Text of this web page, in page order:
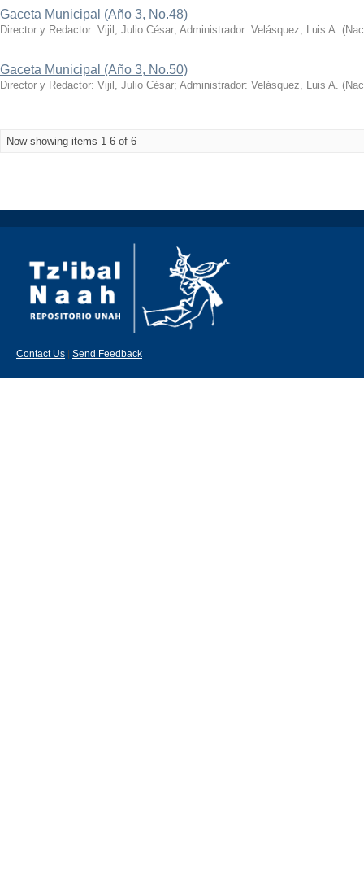
Gaceta Municipal (Año 3, No.48)
Director y Redactor: Vijil, Julio César; Administrador: Velásquez, Luis A. (
Gaceta Municipal (Año 3, No.50)
Director y Redactor: Vijil, Julio César; Administrador: Velásquez, Luis A. (
Now showing items 1-6 of 6
Contact Us Send Feedback